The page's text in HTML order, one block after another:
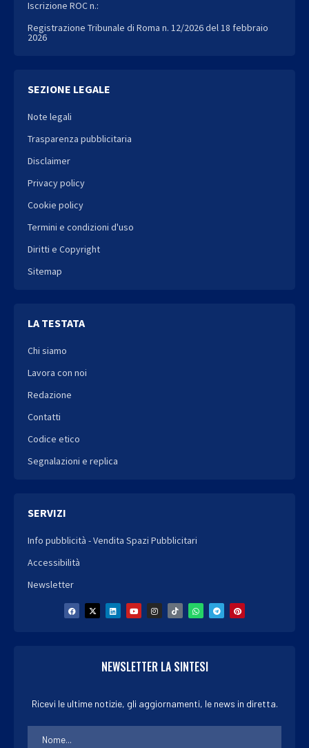
Iscrizione ROC n.:
Registrazione Tribunale di Roma n. 12/2026 del 18 febbraio
2026
SEZIONE LEGALE
Note legali
Trasparenza pubblicitaria
Disclaimer
Privacy policy
Cookie policy
Termini e condizioni d'uso
Diritti e Copyright
Sitemap
LA TESTATA
Chi siamo
Lavora con noi
Redazione
Contatti
Codice etico
Segnalazioni e replica
SERVIZI
Info pubblicità - Vendita Spazi Pubblicitari
Accessibilità
Newsletter
NEWSLETTER LA SINTESI
Ricevi le ultime notizie, gli aggiornamenti, le news in diretta.